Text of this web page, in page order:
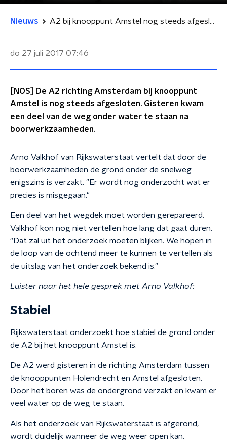
Nieuws A2 bij knooppunt Amstel nog steeds afgesloten
do 27 juli 2017 07:46
[NOS] De A2 richting Amsterdam bij knooppunt
Amstel is nog steeds afgesloten. Gisteren kwam
een deel van de weg onder water te staan na
boorwerkzaamheden.
Arno Valkhof van Rijkswaterstaat vertelt dat door de
boorwerkzaamheden de grond onder de snelweg
enigszins is verzakt. "Er wordt nog onderzocht wat er
precies is misgegaan."
Een deel van het wegdek moet worden gerepareerd.
Valkhof kon nog niet vertellen hoe lang dat gaat duren.
"Dat zal uit het onderzoek moeten blijken. We hopen in
de loop van de ochtend meer te kunnen te vertellen als
de uitslag van het onderzoek bekend is."
Luister naar het hele gesprek met Arno Valkhof:
Stabiel
Rijkswaterstaat onderzoekt hoe stabiel de grond onder
de A2 bij het knooppunt Amstel is.
De A2 werd gisteren in de richting Amsterdam tussen
de knooppunten Holendrecht en Amstel afgesloten.
Door het boren was de ondergrond verzakt en kwam er
veel water op de weg te staan.
Als het onderzoek van Rijkswaterstaat is afgerond,
wordt duidelijk wanneer de weg weer open kan.